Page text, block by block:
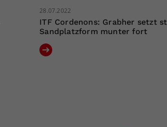
28.07.2022
ITF Cordenons: Grabher setzt
Sandplatzform munter fort